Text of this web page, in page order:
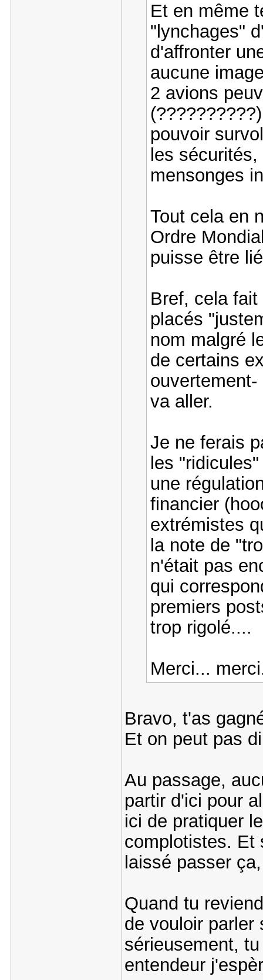
Et en même
"lynchages"
d'affronter
aucune
2 avions
pouvoir
les
mensonges
Tout cela en
Ordre
puisse être
Bref, cela
placés
nom malgré
de certains
va aller.
Je ne ferais
les
une
financier
extrémistes
la note de
n'était pas
qui
premiers
trop rigolé....
Merci...
Bravo, t'as
Et on peut pas
Au passage,
partir d'ici pour
ici de pratiquer
complotistes. Et
laissé passer
Quand tu
de vouloir parler
sérieusement,
entendeur